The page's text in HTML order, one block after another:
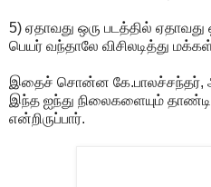
5) ஏதாவது ஒரு படத்தில் ஏதாவது
பெயர் வந்தாலே விசிலடித்து
இதைச் சொன்ன கே.பாலச்சந்தர்,
இந்த ஐந்து நிலைகளையும்
என்றிருப்பார்.